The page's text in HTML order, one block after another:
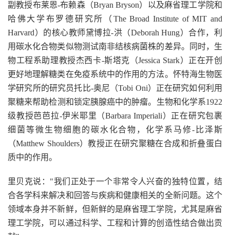
副教授布莱恩-布赖森（Bryan Bryson）以及麻省理工学院和
哈佛大学布罗德研究所（The Broad Institute of MIT and
Harvard）的核心教师黛博拉-洪（Deborah Hung）合作，利
用碳水化合物类似物测试南非结核病菌株的差异。同时，生
物工程系助理教授杰西卡-斯塔克（Jessica Stark）正在开创
更好地理解糖类在免疫系统中的作用的方法。怀特海生物医
学研究所的研究员托比-奥尼（Tobi Oni）正在研究如何利用
聚糖来帮助检测和锁定胰腺癌中的肿瘤。生物和化学系1922
级教授芭芭拉-伊米耶里（Barbara Imperiali）正在研究包裹
细菌等微生物细胞的碳水化合物，化学系马修-比泽斯
（Matthew Shoulders）教授正在研究聚糖在合成和折叠蛋白
质中的作用。
里贝克说："我们正处于一个非常令人兴奋的独特位置，结
合各学科来解决和回答与疾病和健康相关的全新问题。这个
领域本身并不新鲜，但新鲜的是麻省理工学院，尤其是麻省
理工学院，可以通过科学、工程和计算的创造性结合做出贡